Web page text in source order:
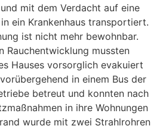
mit dem Verdacht auf eine
ein Krankenhaus transportiert.
ist nicht mehr bewohnbar.
Rauchentwicklung mussten
Hauses vorsorglich evakuiert
in einem Bus der
betreut und konnten nach
in ihre Wohnungen
wurde mit zwei Strahlrohren